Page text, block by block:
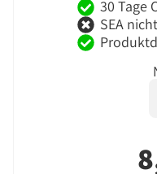
30 Tage
SEA